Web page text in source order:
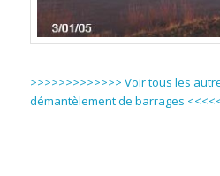
>>>>>>>>>>>>> Voir tous les
démantèlement de barrages